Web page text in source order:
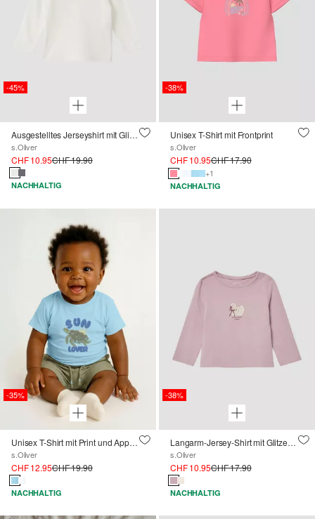
-45%
Ausgestelltes Jerseyshirt mit Glitzer-Frontprint
s.Oliver
CHF 10.95CHF 19.90
NACHHALTIG
-38%
Unisex T-Shirt mit Frontprint
s.Oliver
CHF 10.95CHF 17.90
+1
NACHHALTIG
-35%
Unisex T-Shirt mit Print und Applikation
s.Oliver
CHF 12.95CHF 19.90
NACHHALTIG
-38%
Langarm-Jersey-Shirt mit Glitzerprint
s.Oliver
CHF 10.95CHF 17.90
NACHHALTIG